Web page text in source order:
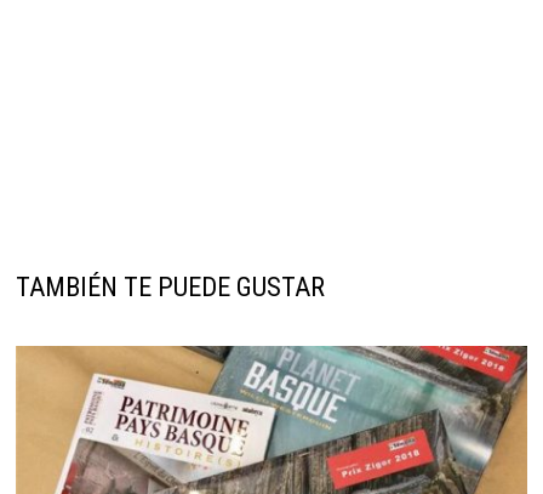
TAMBIÉN TE PUEDE GUSTAR